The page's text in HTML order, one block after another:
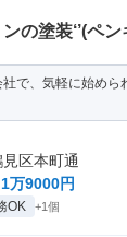
の塗装‘’(ペ
社で、気軽に始め
区本町通
万9000円
OK +1個